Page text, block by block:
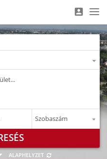
account_box
ALAPHELYZET